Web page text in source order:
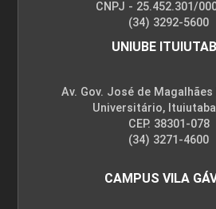
CNPJ - 25.452.301/
(34) 3292-5600
UNIUBE
Av. Gov. José de
Universitário,
CEP. 38301-078
(34) 3271-4600
CAMPUS VILA